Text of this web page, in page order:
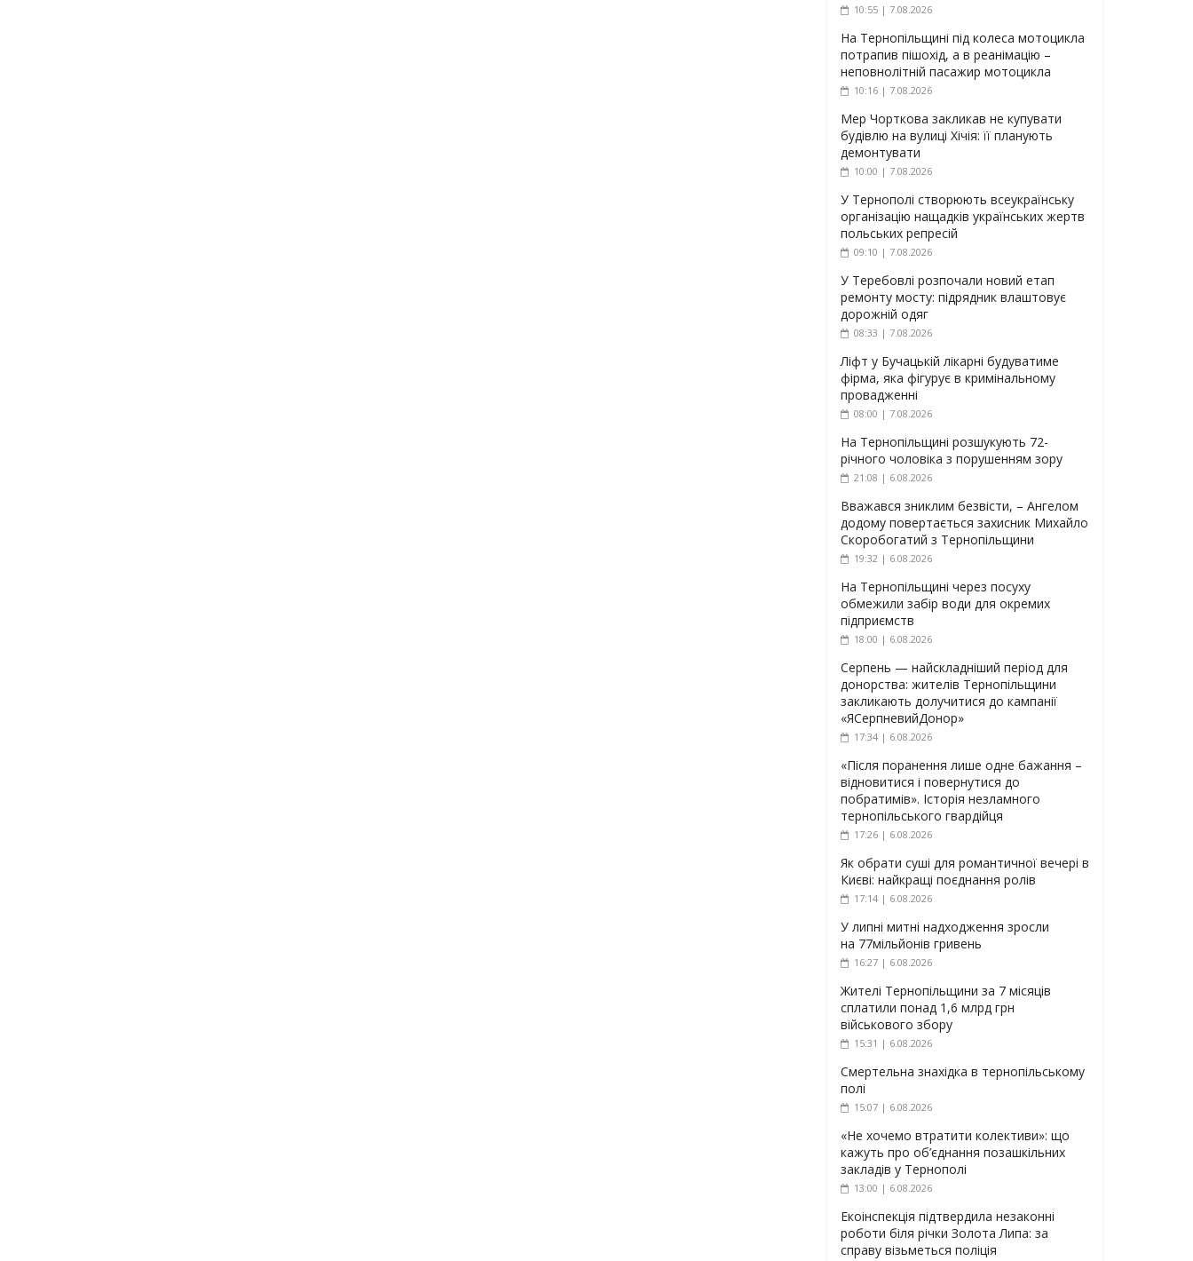
10:55 | 7.08.2026
На Тернопільщині під колеса мотоцикла
потрапив пішохід, а в реанімацію –
неповнолітній пасажир мотоцикла
10:16 | 7.08.2026
Мер Чорткова закликав не купувати
будівлю на вулиці Хічія: її планують
демонтувати
10:00 | 7.08.2026
У Тернополі створюють всеукраїнську
організацію нащадків українських жертв
польських репресій
09:10 | 7.08.2026
У Теребовлі розпочали новий етап
ремонту мосту: підрядник влаштовує
дорожній одяг
08:33 | 7.08.2026
Ліфт у Бучацькій лікарні будуватиме
фірма, яка фігурує в кримінальному
провадженні
08:00 | 7.08.2026
На Тернопільщині розшукують 72-
річного чоловіка з порушенням зору
21:08 | 6.08.2026
Вважався зниклим безвісти, – Ангелом
додому повертається захисник Михайло
Скоробогатий з Тернопільщини
19:32 | 6.08.2026
На Тернопільщині через посуху
обмежили забір води для окремих
підприємств
18:00 | 6.08.2026
Серпень — найскладніший період для
донорства: жителів Тернопільщини
закликають долучитися до кампанії
«ЯСерпневийДонор»
17:34 | 6.08.2026
«Після поранення лише одне бажання –
відновитися і повернутися до
побратимів». Історія незламного
тернопільського гвардійця
17:26 | 6.08.2026
Як обрати суші для романтичної вечері в
Києві: найкращі поєднання ролів
17:14 | 6.08.2026
У липні митні надходження зросли
на 77мільйонів гривень
16:27 | 6.08.2026
Жителі Тернопільщини за 7 місяців
сплатили понад 1,6 млрд грн
військового збору
15:31 | 6.08.2026
Смертельна знахідка в тернопільському
полі
15:07 | 6.08.2026
«Не хочемо втратити колективи»: що
кажуть про об’єднання позашкільних
закладів у Тернополі
13:00 | 6.08.2026
Екоінспекція підтвердила незаконні
роботи біля річки Золота Липа: за
справу візьметься поліція